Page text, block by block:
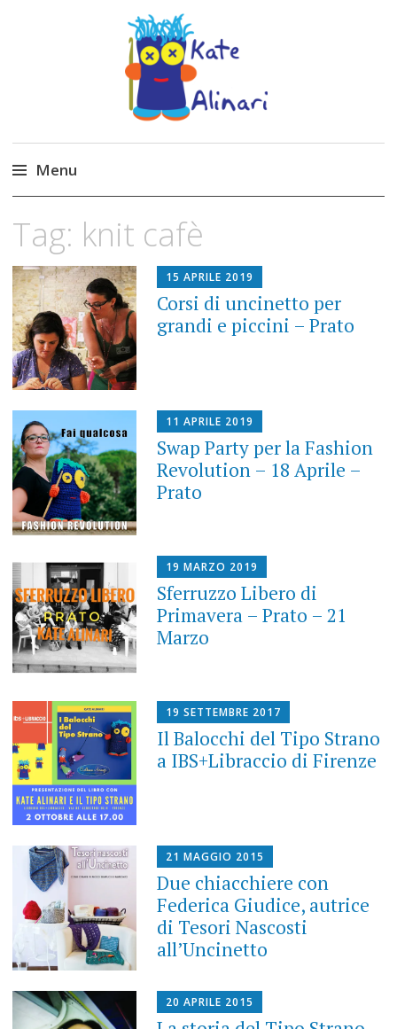
Made by Kate
Kate Alinari, corsi di uncinetto, entusiasmo,
schemi gratuiti, amigurumi, I Balocchi del Tipo
Strano, traduzioni e tanto divertimento!
Menu
content
Tag: knit cafè
15 APRILE 2019
Corsi di uncinetto per
grandi e piccini – Prato
11 APRILE 2019
Swap Party per la Fashion
Revolution – 18 Aprile –
Prato
19 MARZO 2019
Sferruzzo Libero di
Primavera – Prato – 21
Marzo
19 SETTEMBRE 2017
Il Balocchi del Tipo Strano
a IBS+Libraccio di Firenze
21 MAGGIO 2015
Due chiacchiere con
Federica Giudice, autrice
di Tesori Nascosti
all’Uncinetto
20 APRILE 2015